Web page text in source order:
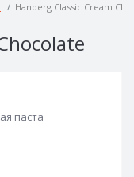
Hanberg Classic Cream
паста